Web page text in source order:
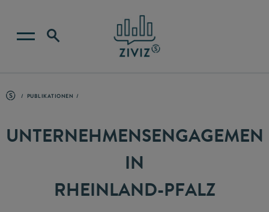
PUBLIKATIONEN
IN
RHEINLAND-PFALZ